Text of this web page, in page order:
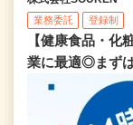
業務委託 登録制
【健康食品・化
業に最適◎まず